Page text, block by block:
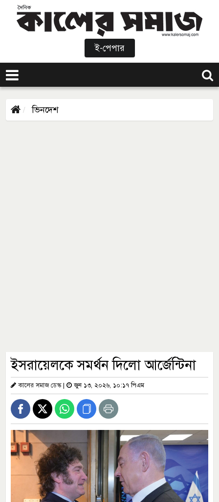
ই-পেপার
ভিনদেশ
ইসরায়েলকে সমর্থন দিলো আর্জেন্টিনা
কালের সমাজ ডেস্ক| জুন ১৩, ২০২৬, ১০:১৭ পিএম